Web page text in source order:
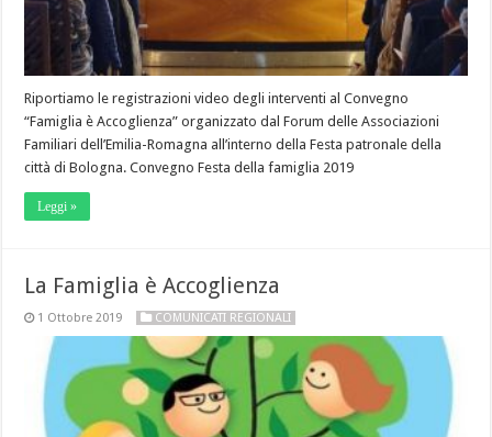
Riportiamo le registrazioni video degli interventi al Convegno
“Famiglia è Accoglienza” organizzato dal Forum delle Associazioni
Familiari dell’Emilia-Romagna all’interno della Festa patronale della
città di Bologna. Convegno Festa della famiglia 2019
Leggi »
La Famiglia è Accoglienza
1 Ottobre 2019 COMUNICATI REGIONALI